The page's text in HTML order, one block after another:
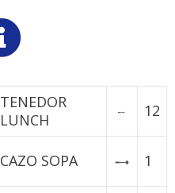
TENEDOR
LUNCH
12
CAZO SOPA 1